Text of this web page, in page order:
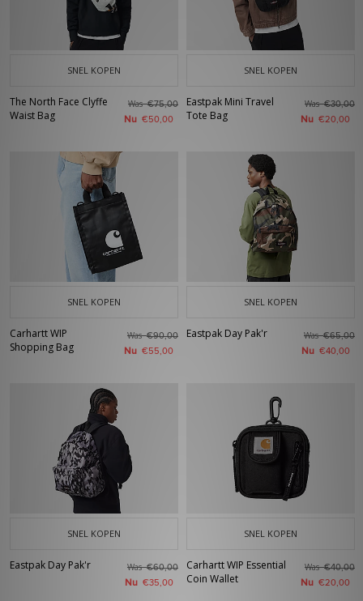
SNEL KOPEN
The North Face Clyffe
Waist Bag
Was€75,00
Nu €50,00
SNEL KOPEN
Eastpak Mini Travel
Tote Bag
Was€30,00
Nu €20,00
SNEL KOPEN
Carhartt WIP
Shopping Bag
Was€90,00
Nu €55,00
SNEL KOPEN
Eastpak Day Pak'r Was€65,00
Nu €40,00
SNEL KOPEN
Eastpak Day Pak'r Was€60,00
Nu €35,00
SNEL KOPEN
Carhartt WIP Essential
Coin Wallet
Was€40,00
Nu €20,00